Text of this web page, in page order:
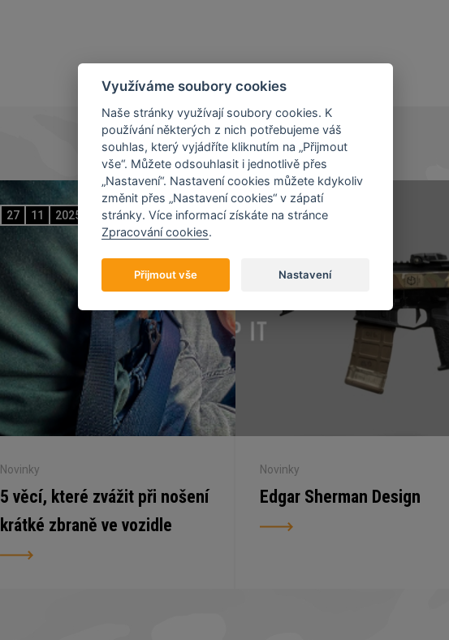
27 11 2025
Novinky
5 věcí, které zvážit při nošení
krátké zbraně ve vozidle
07 11 2023
Novinky
Edgar Sherman Design
Využíváme soubory cookies
Naše stránky využívají soubory cookies. K
používání některých z nich potřebujeme váš
souhlas, který vyjádříte kliknutím na „Přijmout
vše“. Můžete odsouhlasit i jednotlivě přes
„Nastavení“. Nastavení cookies můžete kdykoliv
změnit přes „Nastavení cookies“ v zápatí
stránky. Více informací získáte na stránce
Zpracování cookies.
Přijmout vše Nastavení